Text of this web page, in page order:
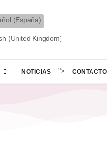
NOTICIAS "> CONTACTO